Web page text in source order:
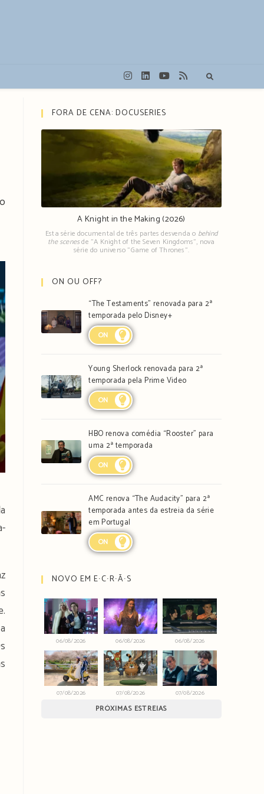
FORA DE CENA: DOCUSERIES
A Knight in the Making (2026)
Esta série documental de três partes desvenda o behind
the scenesde "A Knight of the Seven Kingdoms", nova
série do universo "Game of Thrones".
ON OU OFF?
“The Testaments” renovada para 2ª
temporada pelo Disney+
ON
Young Sherlock renovada para 2ª
temporada pela Prime Video
ON
HBO renova comédia “Rooster” para
uma 2ª temporada
ON
AMC renova “The Audacity” para 2ª
temporada antes da estreia da série
em Portugal
ON
NOVO EM E∙C∙R∙Ã∙S
06/08/2026 06/08/2026 06/08/2026
07/08/2026 07/08/2026 07/08/2026
PRÓXIMAS ESTREIAS